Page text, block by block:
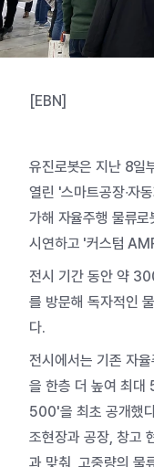
[EBN]
유진로봇은 지난 8일
열린 '스마트공장∙자
가해 자율주행 물류
시연하고 '커스텀
전시 기간 동안 약
를 방문해 독자적인
다.
전시에서는 기존 자
을 한층 더 높여 최
500'을 최초 공개했
조현장과 공장, 창고
과 맞춰, 고중량의 물